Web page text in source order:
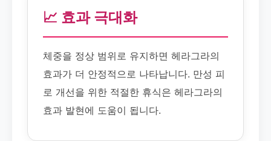
📈 효과 극대화
체중을 정상 범위로 유지하면 헤라그라의
효과가 더 안정적으로 나타납니다. 만성 피
로 개선을 위한 적절한 휴식은 헤라그라의
효과 발현에 도움이 됩니다.